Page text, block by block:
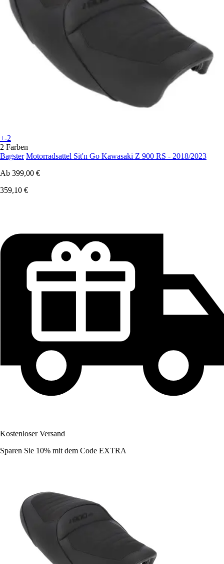
+-2
2 Farben
Bagster Motorradsattel Sit'n Go Kawasaki Z 900 RS - 2018/2023
Ab 399,00 €
359,10 €
Kostenloser Versand
Sparen Sie 10% mit dem Code EXTRA